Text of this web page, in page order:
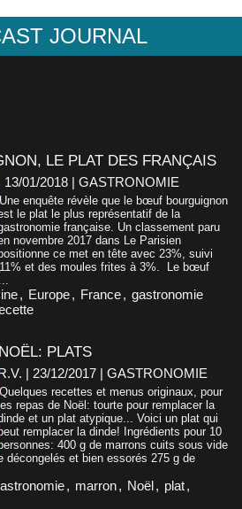
JOURNAL
LE PLAT DES FRANÇAIS
13/01/2018 | GASTRONOMIE
Une enquête révèle que le bœuf bourguignon
le plat le plus représentatif de la
française. Un classement paru
novembre 2017 dans Le Parisien
ce met en tête avec 23%, suivi
et des moules frites à 3%. Le bœuf
, Europe, France, gastronomie
PLATS
| 23/12/2017 | GASTRONOMIE
Quelques recettes et menus originaux, pour
repas de Noël: tourte pour remplacer la
et un plat atypique... Voici un plat qui
remplacer la dinde! Ingrédients pour 10
400 g de marrons cuits sous vide
décongelés et bien essorés 275 g de
, marron, Noël, plat,